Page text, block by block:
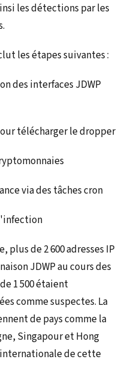
les détections par les
les étapes suivantes :
des interfaces JDWP
télécharger le dropper
via des tâches cron
plus de 2 600 adresses IP
JDWP au cours des
1 500 étaient
comme suspectes. La
de pays comme la
Singapour et Hong
de cette